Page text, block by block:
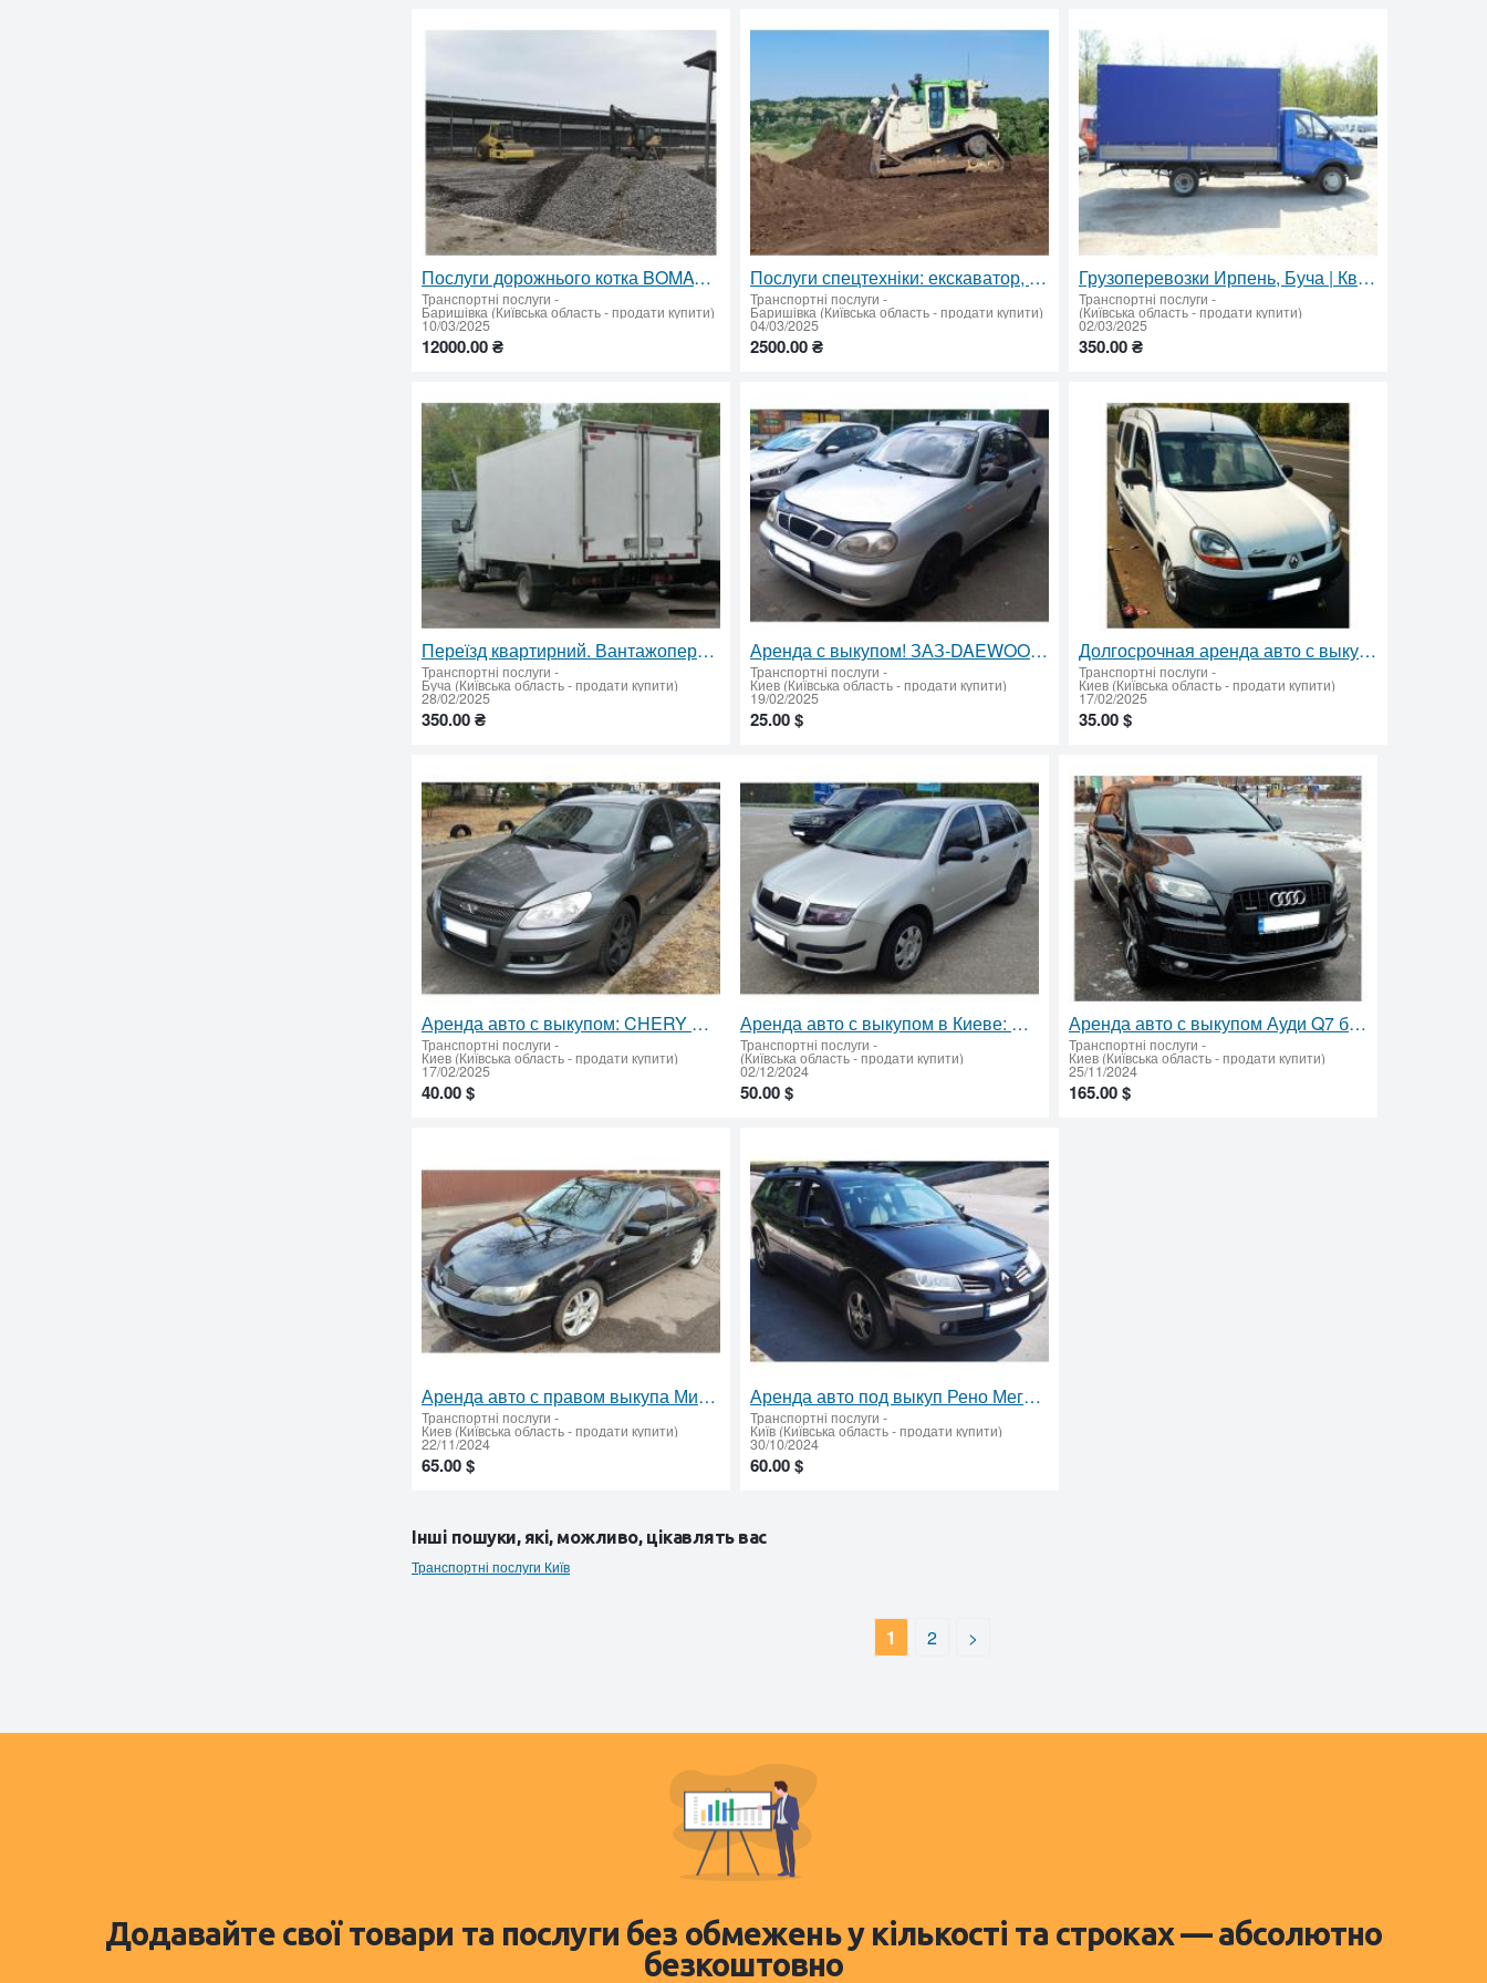
Послуги дорожнього котка BOMAG BW 211 D-40 – ущільнення ґрунту та матеріалів
Транспортні послуги -
Баришівка (Київська область - продати купити)
10/03/2025
12000.00 ₴
Послуги спецтехніки: екскаватор, бульдозер, коток, автогрейдер
Транспортні послуги -
Баришівка (Київська область - продати купити)
04/03/2025
2500.00 ₴
Грузоперевозки Ирпень, Буча | Квартирные и офисные переезды | Грузчики, перевозка мебели и техники
Транспортні послуги -
(Київська область - продати купити)
02/03/2025
350.00 ₴
Переїзд квартирний. Вантажоперевезення. Доставка вантажів.
Транспортні послуги -
Буча (Київська область - продати купити)
28/02/2025
350.00 ₴
Аренда с выкупом! ЗАЗ-DAEWOO SENS 1.3i (2006) – практичный и экономичный автомобиль
Транспортні послуги -
Киев (Київська область - продати купити)
19/02/2025
25.00 $
Долгосрочная аренда авто с выкупом Рено Кенгу Киев без залога
Транспортні послуги -
Киев (Київська область - продати купити)
17/02/2025
35.00 $
Аренда авто с выкупом: CHERY M11, без залога
Транспортні послуги -
Киев (Київська область - продати купити)
17/02/2025
40.00 $
Аренда авто с выкупом в Киеве: Skoda Fabia (Шкода Фабия) Универсал без залога
Транспортні послуги -
(Київська область - продати купити)
02/12/2024
50.00 $
Аренда авто с выкупом Ауди Q7 без залога
Транспортні послуги -
Киев (Київська область - продати купити)
25/11/2024
165.00 $
Аренда авто с правом выкупа Мицубиси Лансер СПОРТ без залога
Транспортні послуги -
Киев (Київська область - продати купити)
22/11/2024
65.00 $
Аренда авто под выкуп Рено Меган универсал без залога
Транспортні послуги -
Київ (Київська область - продати купити)
30/10/2024
60.00 $
Інші пошуки, які, можливо, цікавлять вас
Транспортні послуги Київ
1 2 >
Додавайте свої товари та послуги без обмежень у кількості та строках — абсолютно
безкоштовно